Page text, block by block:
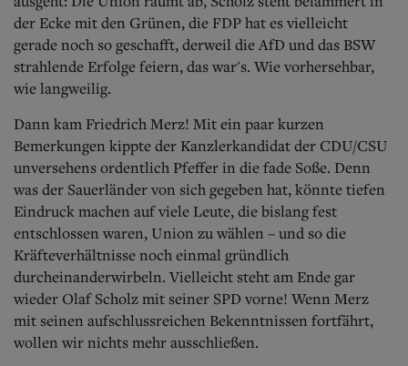
Wer wir sind
Aktuelle Ausgabe
Abonnenten-Login
Abonnent werden
Archiv
Mediadaten
Kontakt
Impressum
Datenschutz
der Ecke mit den Grünen, die FDP hat es vielleicht
gerade noch so geschafft, derweil die AfD und das BSW
strahlende Erfolge feiern, das war's. Wie vorhersehbar,
wie langweilig.
Dann kam Friedrich Merz! Mit ein paar kurzen
Bemerkungen kippte der Kanzlerkandidat der CDU/CSU
unversehens ordentlich Pfeffer in die fade Soße. Denn
was der Sauerländer von sich gegeben hat, könnte tiefen
Eindruck machen auf viele Leute, die bislang fest
entschlossen waren, Union zu wählen – und so die
Kräfteverhältnisse noch einmal gründlich
durcheinanderwirbeln. Vielleicht steht am Ende gar
wieder Olaf Scholz mit seiner SPD vorne! Wenn Merz
mit seinen aufschlussreichen Bekenntnissen fortfährt,
wollen wir nichts mehr ausschließen.